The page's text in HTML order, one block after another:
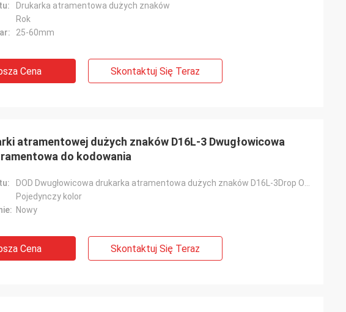
Drukarka atramentowa dużych znaków
Rok
25-60mm
Cena Skontaktuj Się Teraz
atramentowej dużych znaków D16L-3 Dwugłowicowa
do kodowania
Pojedynczy kolor
Nowy
Cena Skontaktuj Się Teraz